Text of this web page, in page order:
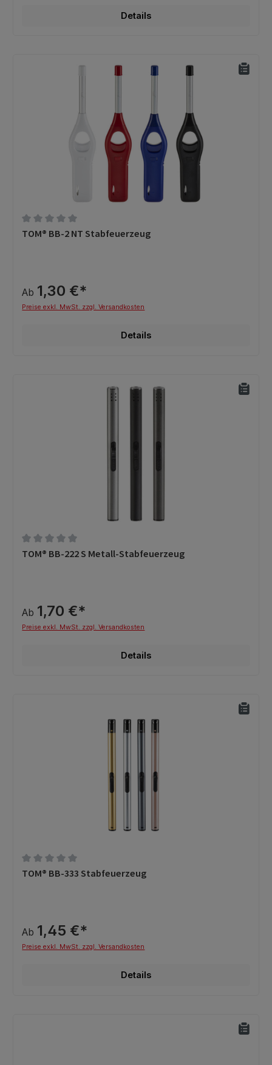
Details
Durchschnittliche Bewertung von 0 von 5 Sternen
TOM® BB-2 NT Stabfeuerzeug
Ab 1,30 €*
Preise exkl. MwSt. zzgl. Versandkosten
Details
Durchschnittliche Bewertung von 0 von 5 Sternen
TOM® BB-222 S Metall-Stabfeuerzeug
Ab 1,70 €*
Preise exkl. MwSt. zzgl. Versandkosten
Details
Durchschnittliche Bewertung von 0 von 5 Sternen
TOM® BB-333 Stabfeuerzeug
Ab 1,45 €*
Preise exkl. MwSt. zzgl. Versandkosten
Details